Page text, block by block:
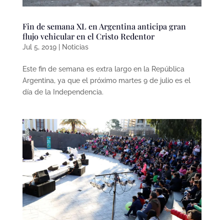
Fin de semana XL en Argentina anticipa gran
flujo vehicular en el Cristo Redentor
Jul 5, 2019| Noticias
Este fin de semana es extra largo en la República
Argentina, ya que el próximo martes 9 de julio es el
día de la Independencia.